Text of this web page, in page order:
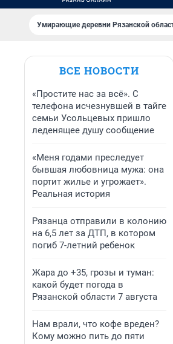
Умирающие деревни Рязанской
ВСЕ НОВОСТИ
«Простите нас за всё». С
телефона исчезнувшей в тайге
семьи Усольцевых пришло
леденящее душу сообщение
«Меня годами преследует
бывшая любовница мужа: она
портит жилье и угрожает».
Реальная история
Рязанца отправили в колонию
на 6,5 лет за ДТП, в котором
погиб 7-летний ребенок
Жара до +35, грозы и туман:
какой будет погода в
Рязанской области 7 августа
Нам врали, что кофе вреден?
Кому можно пить до пяти